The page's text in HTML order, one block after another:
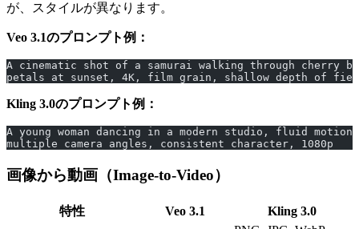
が、スタイルが異なります。
Veo 3.1のプロンプト例：
A cinematic shot of a samurai walking through cherry
petals at sunset, 4K, film grain, shallow depth of
Kling 3.0のプロンプト例：
A young woman dancing in a modern studio, fluid
multiple camera angles, consistent character, 1080p
画像から動画（Image-to-Video）
特性 Veo 3.1
Kling 3.0